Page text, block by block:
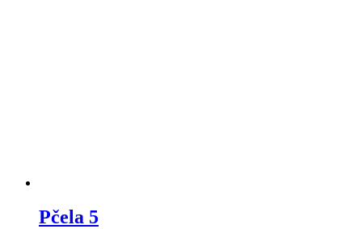
Pčela 5